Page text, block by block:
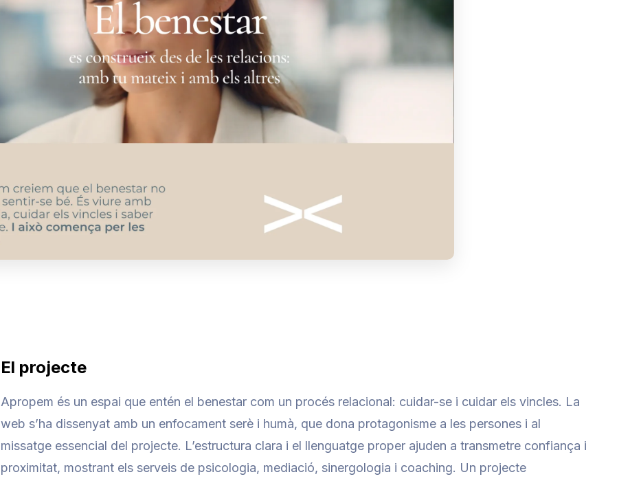
El projecte
Apropem és un espai que entén el benestar com un procés relacional: cuidar-se i cuidar els vincles. La
web s’ha dissenyat amb un enfocament serè i humà, que dona protagonisme a les persones i al
missatge essencial del projecte. L’estructura clara i el llenguatge proper ajuden a transmetre confiança i
proximitat, mostrant els serveis de psicologia, mediació, sinergologia i coaching. Un projecte